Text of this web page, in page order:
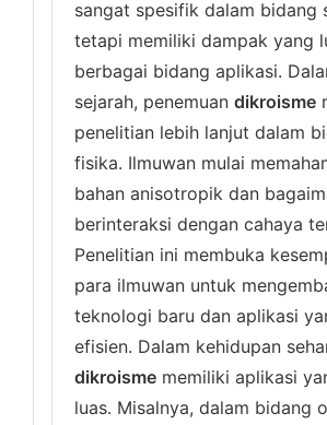
sangat spesifik dalam bidang
tetapi memiliki dampak yang
berbagai bidang aplikasi.
sejarah, penemuan dikroisme
penelitian lebih lanjut dalam
fisika. Ilmuwan mulai
bahan anisotropik dan
berinteraksi dengan cahaya
Penelitian ini membuka
para ilmuwan untuk
teknologi baru dan aplikasi
efisien. Dalam kehidupan
dikroisme memiliki aplikasi
luas. Misalnya, dalam bidang